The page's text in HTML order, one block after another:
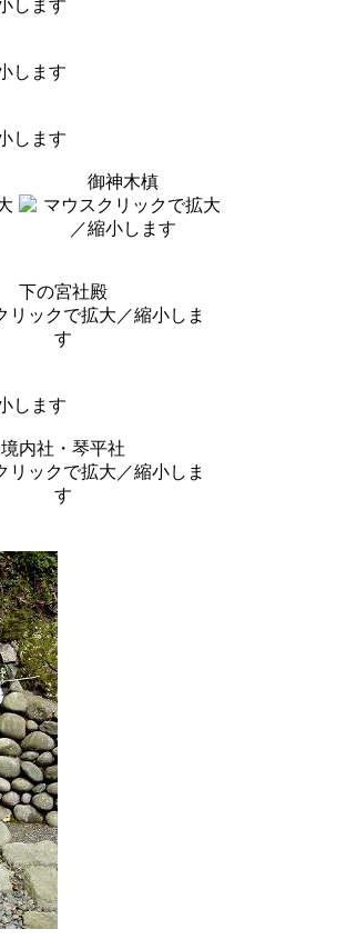
御神木槙
下の宮社殿
境内社・琴平社